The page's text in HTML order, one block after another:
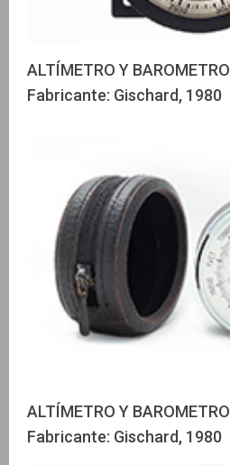
ALTÍMETRO Y BAROMETRO
Fabricante: Gischard, 1980
ALTÍMETRO Y BAROMETRO
Fabricante: Gischard, 1980